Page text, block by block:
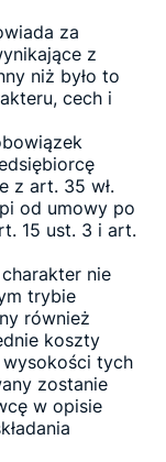
za
z
niż było to
cech i
z art. 35 wł.
od umowy po
15 ust. 3 i art.
nie
trybie
również
koszty
tych
zostanie
w opisie